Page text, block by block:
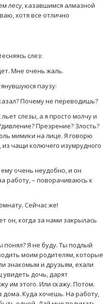
лесу, казавшимся алмазной
хотя все отлично
слез:
Мне очень жаль.
паузу:
Почему не переводишь?
слезы, а я просто молчу и
Презрение? Злость?
мимики на лице. Я говорю
из чащи колючего изумрудного
очень неудобно, и он
работу, – поворачиваюсь к
Сейчас же!
он, когда за нами закрылась
Я не буду. Ты подлый
моим родителям, которые
знакомым и друзьям, ехали
увидеть дочь, дарят
им этого. Или скажу. Потом.
дома. Куда хочешь. На работу,